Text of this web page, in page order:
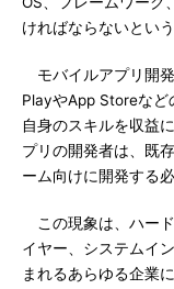
ければならないとい
モバイルアプリ開
PlayやApp Storeなど
自身のスキルを収益
プリの開発者は、既
ーム向けに開発する
この現象は、ハー
イヤー、システムイ
まれるあらゆる企業